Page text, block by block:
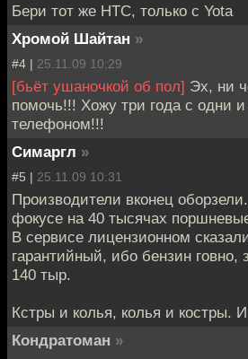
Бери тот же HTC, только с Yota
Хромой Шайтан »
#4 | 25.11.09 10:29
[бьёт ушаночкой об пол] Эх, ни
помочь!!! Хожу три года с одни
телефоном!!!
Симаргл »
#5 | 25.11.09 10:31
Производители вконец
фокусе на 40 тысячах
В сервисе лицензионном
гарантийный, ибо бензин говно,
140 тыр.
Кстры и колья, колья и костры.
Кондратоман »